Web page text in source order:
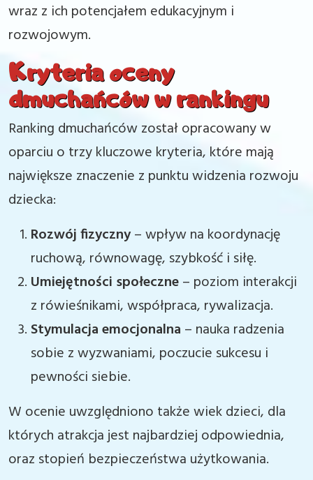
wraz z ich potencjałem edukacyjnym i
rozwojowym.
Kryteria oceny
dmuchańców w rankingu
Ranking dmuchańców został opracowany w
oparciu o trzy kluczowe kryteria, które mają
największe znaczenie z punktu widzenia rozwoju
dziecka:
Rozwój fizyczny– wpływ na koordynację
ruchową, równowagę, szybkość i siłę.
Umiejętności społeczne– poziom interakcji
z rówieśnikami, współpraca, rywalizacja.
Stymulacja emocjonalna – nauka radzenia
sobie z wyzwaniami, poczucie sukcesu i
pewności siebie.
W ocenie uwzględniono także wiek dzieci, dla
których atrakcja jest najbardziej odpowiednia,
oraz stopień bezpieczeństwa użytkowania.